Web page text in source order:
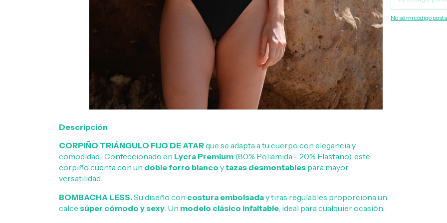
No sé mi código
Descripción
CORPIÑO TRIÁNGULO FIJO DE ATARque se adapta a tu cuerpo con elegancia y
comodidad. Confeccionado en Lycra Premium (80% Poliamida - 20% Elastano), este
corpiño cuenta con un doble forro blanco ytazas desmontables para mayor
versatilidad.
BOMBACHA LESS.Su diseño con costura embolsaday tiras regulables proporciona un
calce súper cómodo y sexy . Un modelo clásico infaltable , ideal para cualquier ocasión.